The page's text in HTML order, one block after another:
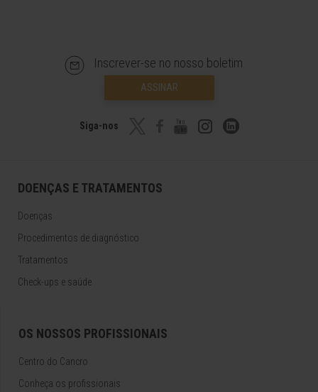
Inscrever-se no nosso boletim
ASSINAR
Siga-nos
DOENÇAS E TRATAMENTOS
Doenças
Procedimentos de diagnóstico
Tratamentos
Check-ups e saúde
OS NOSSOS PROFISSIONAIS
Centro do Cancro
Conheça os profissionais